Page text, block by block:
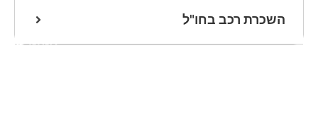
השכרת רכב בחו"ל
אנחנו כאן